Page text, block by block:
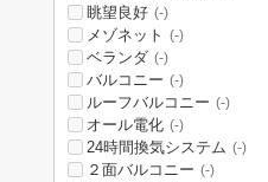
眺望良好 (-)
メゾネット (-)
ベランダ (-)
バルコニー (-)
ルーフバルコニー (-)
オール電化 (-)
24時間換気システム (-)
２面バルコニー (-)